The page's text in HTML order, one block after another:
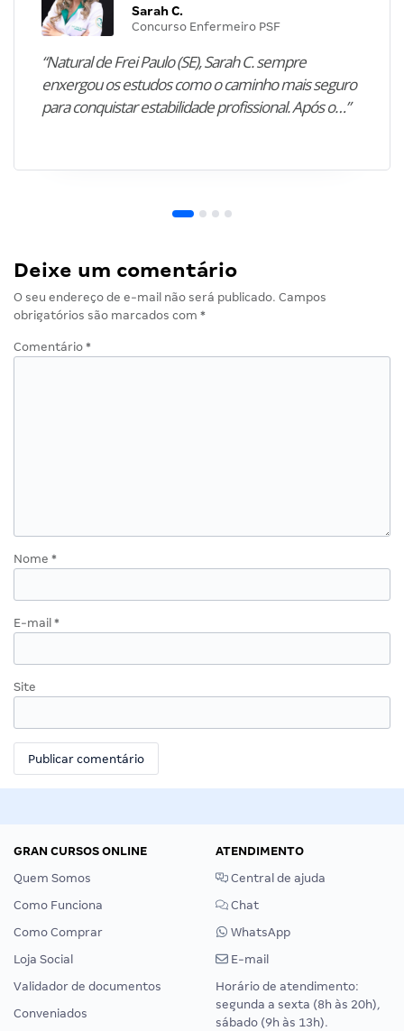
Sarah C.
Concurso Enfermeiro PSF
“Natural de Frei Paulo (SE), Sarah C. sempre
enxergou os estudos como o caminho mais seguro
para conquistar estabilidade profissional. Após o…”
Deixe um comentário
O seu endereço de e-mail não será publicado. Campos
obrigatórios são marcados com *
Comentário *
Nome *
E-mail *
Site
GRAN CURSOS ONLINE
Quem Somos
Como Funciona
Como Comprar
Loja Social
Validador de documentos
Conveniados
ATENDIMENTO
Central de ajuda
Chat
WhatsApp
E-mail
Horário de atendimento:
segunda a sexta (8h às 20h),
sábado (9h às 13h).